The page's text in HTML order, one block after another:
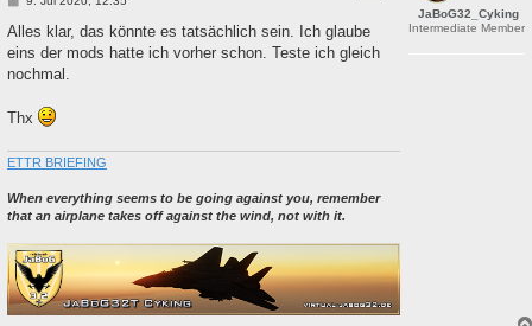
JaBoG32_Cyking
Intermediate Member
i
r
a
Alles klar, das könnte es tatsächlich sein. Ich glaube
eins der mods hatte ich vorher schon. Teste ich gleich
nochmal.
Thx
ETTR BRIEFING
When everything seems to be going against you, remember
that an airplane takes off against the wind, not with it.